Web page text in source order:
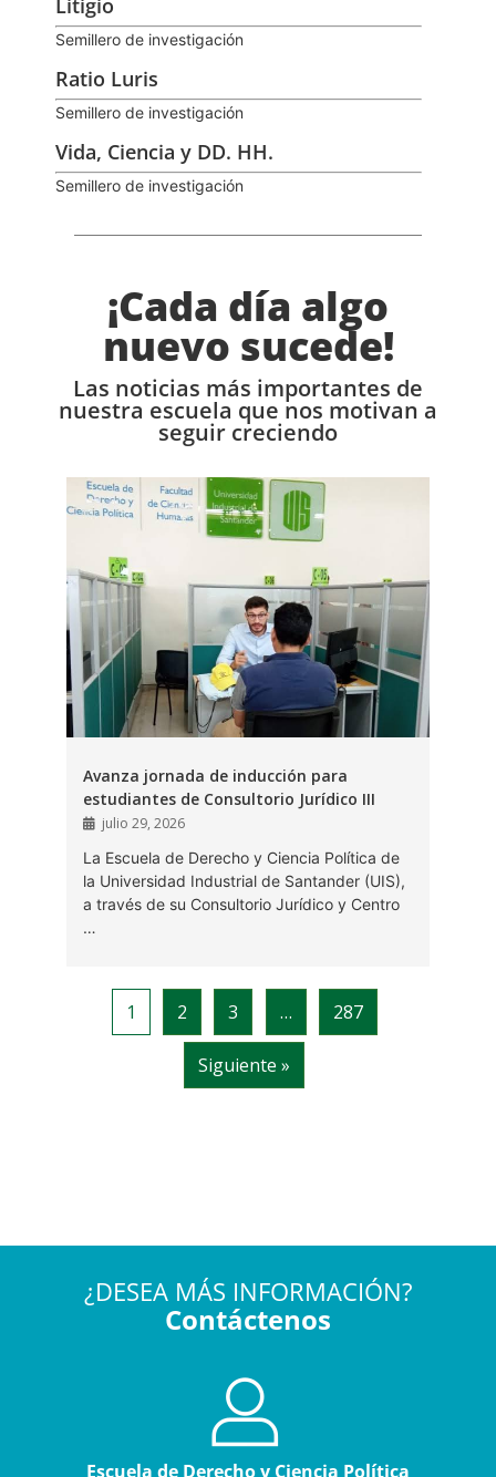
Litigio
Semillero de investigación
Ratio Luris
Semillero de investigación
Vida, Ciencia y DD. HH.
Semillero de investigación
¡Cada día algo
nuevo sucede!
Las noticias más importantes de
nuestra escuela que nos motivan a
seguir creciendo
¿DESEA MÁS INFORMACIÓN?
Contáctenos
Escuela de Derecho y Ciencia Política